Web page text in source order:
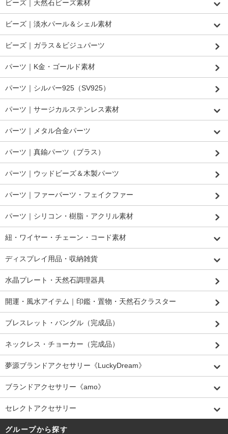
ビーズ｜天然石ビーズ素材
ビーズ｜淡水パール＆シェル素材
ビーズ｜ガラス＆ビジュパーツ
パーツ｜K金・ゴールド素材
パーツ｜シルバー925（SV925）
パーツ｜サージカルステンレス素材
パーツ｜メタル合金パーツ
パーツ｜真鍮パーツ（ブラス）
パーツ｜ウッドビーズ＆木製パーツ
パーツ｜ファーパーツ・フェイクファー
パーツ｜シリコン・樹脂・アクリル素材
紐・ワイヤー・チェーン・コード素材
ディスプレイ用品・収納雑貨
水晶プレート・天然石調理器具
開運・風水アイテム｜印鑑・置物・天然石クラスター
ブレスレット・バングル（完成品）
ネックレス・チョーカー（完成品）
夢源ブランドアクセサリー《LuckyDream》
ブランドアクセサリー《amo》
セレクトアクセサリー
グループから探す